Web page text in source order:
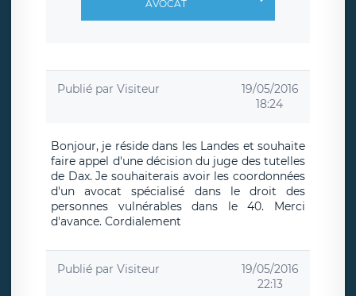
AVOCAT
Publié par Visiteur
19/05/2016
18:24
Bonjour, je réside dans les Landes et souhaite
faire appel d'une décision du juge des tutelles
de Dax. Je souhaiterais avoir les coordonnées
d'un avocat spécialisé dans le droit des
personnes vulnérables dans le 40. Merci
d'avance. Cordialement
Publié par Visiteur
19/05/2016
22:13